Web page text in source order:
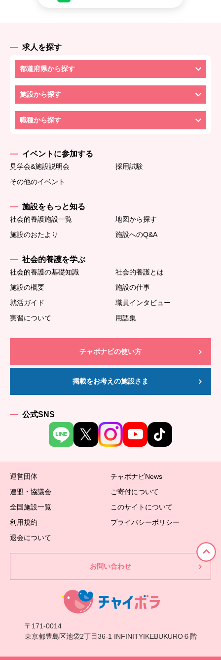
求人を探す
都道府県から探す
施設から探す
職種から探す
イベントに参加する
見学会&施設説明会
採用試験
その他のイベント
施設をもっと知る
社会的養護施設一覧
地図から探す
施設のおたより
施設へのQ&A
社会的養護を学ぶ
社会的養護の基礎知識
社会的養護とは
施設の概要
施設の仕事
就活ガイド
職員インタビュー
実習について
用語集
チャボナビの使い方
掲載をお考えの施設さま
公式SNS
運営団体
チャボナビNews
連盟・協議会
ご寄付について
全国施設一覧
このサイトについて
利用規約
プライバシーポリシー
退会について
お問い合わせ
〒171-0014
東京都豊島区池袋2丁目36-1 INFINITYIKEBUKURO６階